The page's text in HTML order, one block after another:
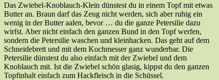
Das Zwiebel-Knoblauch-Klein dünstest du in einem Topf mit etwas
Butter an. Braun darf das Zeug nicht werden, sich aber ruhig ein
wenig in der Butter aalen, bevor … du die ganze Petersilie dazu
wirfst. Aber nicht einfach den ganzen Bund in den Topf werfen,
sondern die Petersilie waschen und kleinhacken. Das geht auf dem
Schneidebrett und mit dem Kochmesser ganz wunderbar. Die
Petersilie dünstest du also einfach mit der Zwiebel und dem
Knoblauch mit. Ist die Zwiebel schön glasig, kippst du den ganzen
Topfinhalt einfach zum Hackfleisch in die Schüssel.